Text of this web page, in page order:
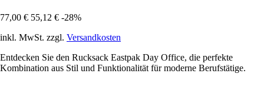
77,00 € 55,12 € -28%
inkl. MwSt. zzgl. Versandkosten
Entdecken Sie den Rucksack Eastpak Day Office, die perfekte
Kombination aus Stil und Funktionalität für moderne Berufstätige.